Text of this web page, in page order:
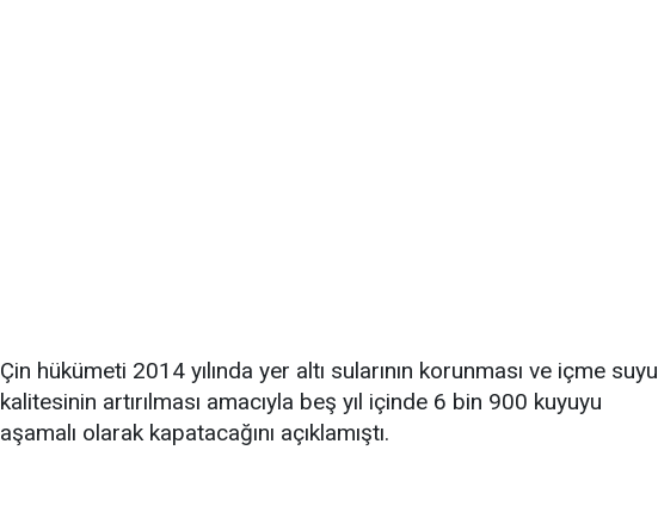
Çin hükümeti 2014 yılında yer altı sularının korunması ve içme suyu
kalitesinin artırılması amacıyla beş yıl içinde 6 bin 900 kuyuyu
aşamalı olarak kapatacağını açıklamıştı.